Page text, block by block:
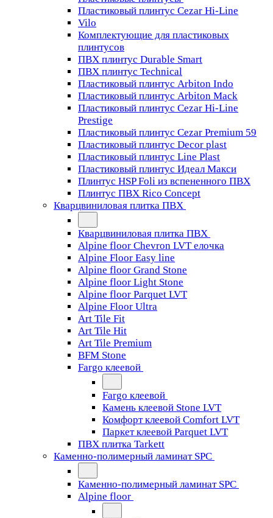
Пластиковый плинтус Cezar Hi-Line
Vilo
Комплектующие для пластиковых
плинтусов
ПВХ плинтус Durable Smart
ПВХ плинтус Technical
Пластиковый плинтус Arbiton Indo
Пластиковый плинтус Arbiton Mack
Пластиковый плинтус Cezar Hi-Line
Prestige
Пластиковый плинтус Cezar Premium 59
Пластиковый плинтус Decor plast
Пластиковый плинтус Line Plast
Пластиковый плинтус Идеал Макси
Плинтус HSP Foli из вспененного ПВХ
Плинтус ПВХ Rico Concept
Кварцвиниловая плитка ПВХ
Кварцвиниловая плитка ПВХ
Alpine floor Chevron LVT елочка
Alpine Floor Easy line
Alpine floor Grand Stone
Alpine floor Light Stone
Alpine floor Parquet LVT
Alpine Floor Ultra
Art Tile Fit
Art Tile Hit
Art Tile Premium
BFM Stone
Fargo клеевой
Fargo клеевой
Камень клеевой Stone LVT
Комфорт клеевой Comfort LVT
Паркет клеевой Parquet LVT
ПВХ плитка Tarkett
Каменно-полимерный ламинат SPC
Каменно-полимерный ламинат SPC
Alpine floor